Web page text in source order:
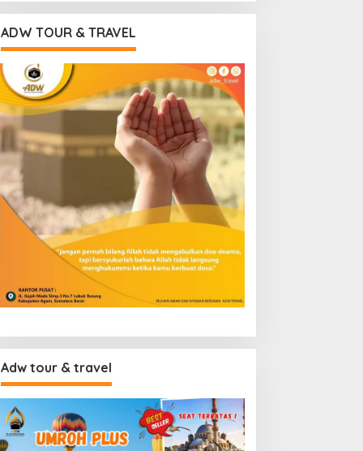
ADW TOUR & TRAVEL
Adw tour & travel